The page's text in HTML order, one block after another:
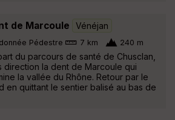
de Marcoule Vénéjan
Pédestre 7 km 240 m
du parcours de santé de Chusclan,
direction la dent de Marcoule qui
la vallée du Rhône. Retour par le
en quittant le sentier balisé au bas de